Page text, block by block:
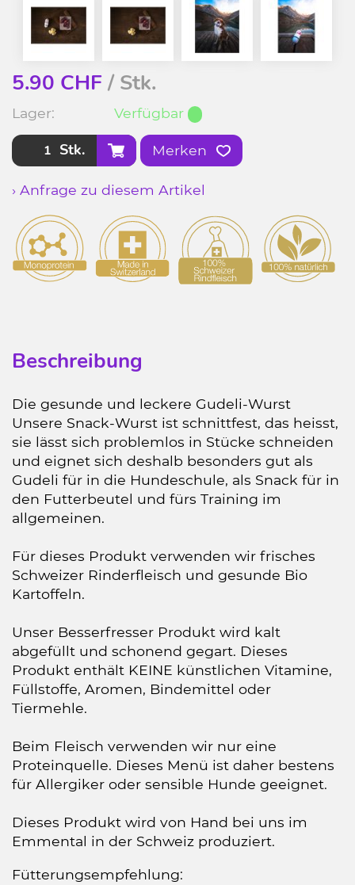
5.90 CHF/ Stk.
Lager: Verfügbar
Stk. Merken
› Anfrage zu diesem Artikel
Beschreibung
Die gesunde und leckere Gudeli-Wurst
Unsere Snack-Wurst ist schnittfest, das heisst,
sie lässt sich problemlos in Stücke schneiden
und eignet sich deshalb besonders gut als
Gudeli für in die Hundeschule, als Snack für in
den Futterbeutel und fürs Training im
allgemeinen.
Für dieses Produkt verwenden wir frisches
Schweizer Rinderfleisch und gesunde Bio
Kartoffeln.
Unser Besserfresser Produkt wird kalt
abgefüllt und schonend gegart. Dieses
Produkt enthält KEINE künstlichen Vitamine,
Füllstoffe, Aromen, Bindemittel oder
Tiermehle.
Beim Fleisch verwenden wir nur eine
Proteinquelle. Dieses Menü ist daher bestens
für Allergiker oder sensible Hunde geeignet.
Dieses Produkt wird von Hand bei uns im
Emmental in der Schweiz produziert.
Fütterungsempfehlung: